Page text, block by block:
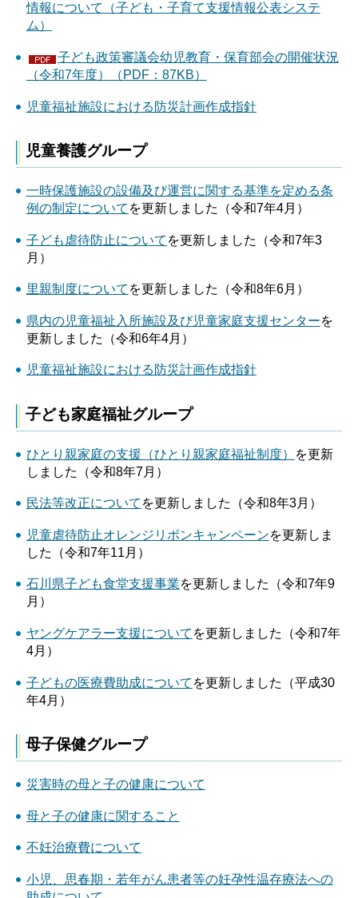
情報について（子ども・子育て支援情報公表システ
ム）
子ども政策審議会幼児教育・保育部会の開催状況
（令和7年度）（PDF：87KB）
児童福祉施設における防災計画作成指針
児童養護グループ
一時保護施設の設備及び運営に関する基準を定める条
例の制定について を更新しました（令和7年4月）
子ども虐待防止について を更新しました（令和7年3
月）
里親制度について を更新しました（令和8年6月）
県内の児童福祉入所施設及び児童家庭支援センターを
更新しました（令和6年4月）
児童福祉施設における防災計画作成指針
子ども家庭福祉グループ
ひとり親家庭の支援（ひとり親家庭福祉制度）
を更新
しました（令和8年7月）
民法等改正について を更新しました（令和8年3月）
児童虐待防止オレンジリボンキャンペーンを更新しま
した（令和7年11月）
石川県子ども食堂支援事業を更新しました（令和7年9
月）
ヤングケアラー支援について を更新しました（令和7年
4月）
子どもの医療費助成について を更新しました（平成30
年4月）
母子保健グループ
災害時の母と子の健康について
母と子の健康に関すること
不妊治療費について
小児、思春期・若年がん患者等の妊孕性温存療法への